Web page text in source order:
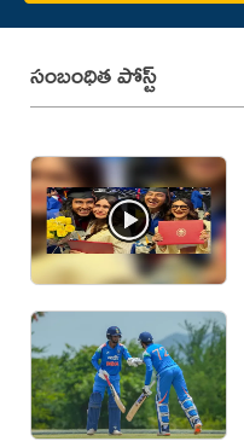
సంబంధిత పోస్ట్